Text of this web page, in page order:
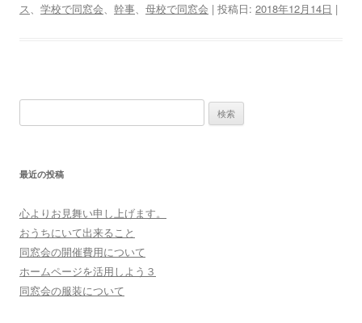
ス、 学校で同窓会、 幹事、 母校で同窓会 | 投稿日: 2018年12月14日 |
索:
最近の投稿
心よりお見舞い申し上げます。
おうちにいて出来ること
同窓会の開催費用について
ホームページを活用しよう３
同窓会の服装について